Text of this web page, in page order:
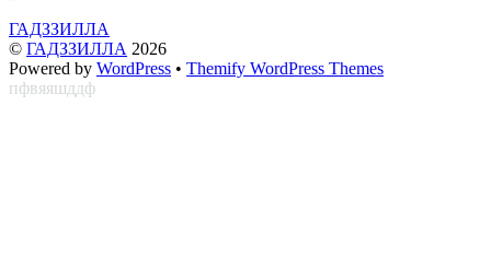
ГАДЗЗИЛЛА
© ГАДЗЗИЛЛА 2026
Powered by WordPress • Themify WordPress Themes
пфвяяшддф